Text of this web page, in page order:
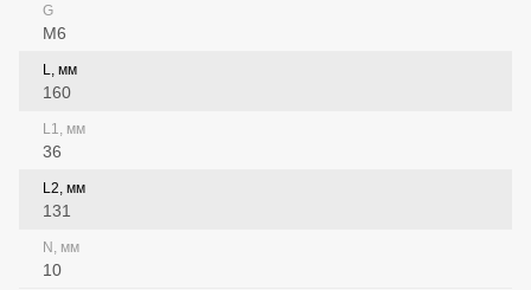
G
M6
L, мм
160
L1, мм
36
L2, мм
131
N, мм
10